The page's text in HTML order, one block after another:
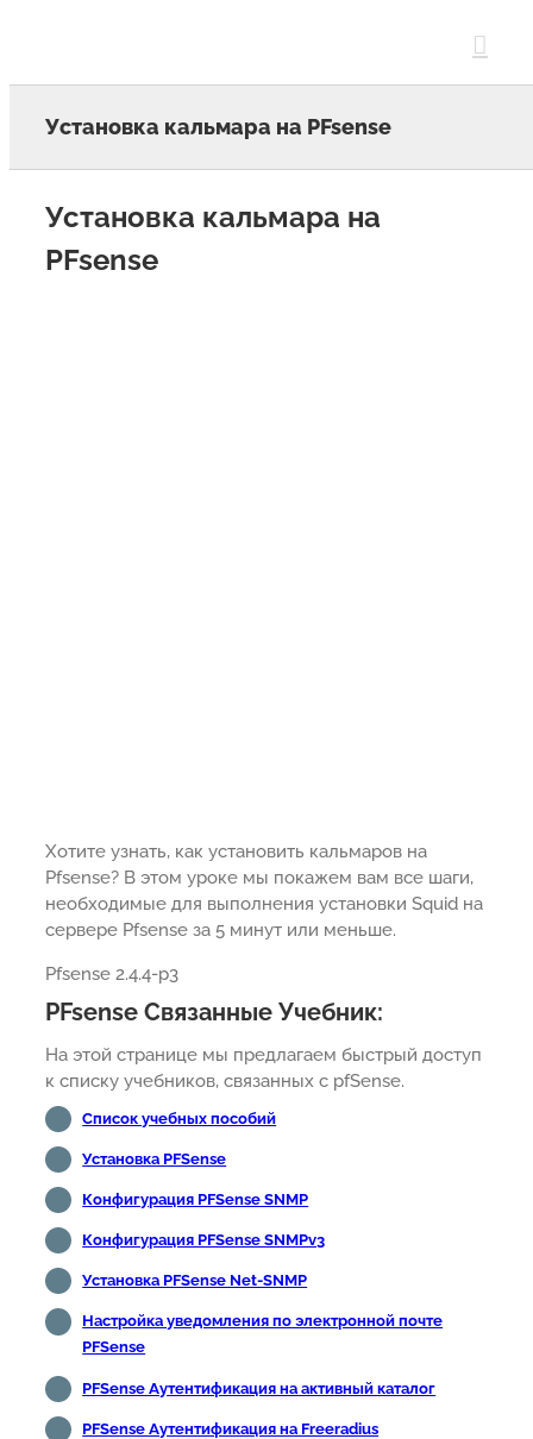
Установка кальмара на PFsense
Установка кальмара на
PFsense
Хотите узнать, как установить кальмаров на
Pfsense? В этом уроке мы покажем вам все шаги,
необходимые для выполнения установки Squid на
сервере Pfsense за 5 минут или меньше.
Pfsense 2.4.4-p3
PFsense Связанные Учебник:
На этой странице мы предлагаем быстрый доступ
к списку учебников, связанных с pfSense.
Список учебных пособий
Установка PFSense
Конфигурация PFSense SNMP
Конфигурация PFSense SNMPv3
Установка PFSense Net-SNMP
Настройка уведомления по электронной почте
PFSense
PFSense Аутентификация на активный каталог
PFSense Аутентификация на Freeradius